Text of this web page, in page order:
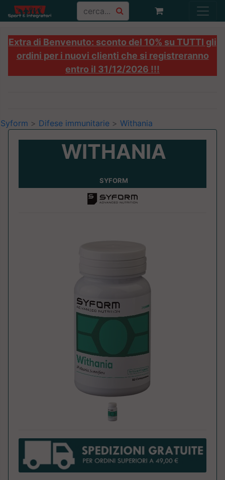
Extra di Benvenuto: sconto del 10% su TUTTI gli
ordini per i nuovi clienti che si registreranno
entro il 31/12/2026 !!!
Syform > Difese immunitarie > Withania
WITHANIA
SYFORM